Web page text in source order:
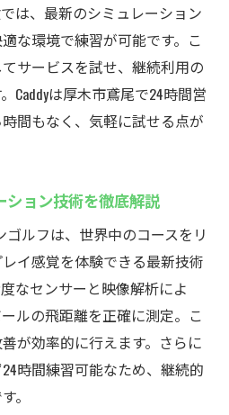
時間を気にせずゴルフが可
楽しくスキルアップを目指
好家が選ぶ快適な理由
者まで満足の練習環境
は、最新のシミュレーション
な環境で練習が可能です。こ
サービスを試せ、継続利用の
Caddyは厚木市鳶尾で24時間営
間もなく、気軽に試せる点が
ション技術を徹底解説
ゴルフは、世界中のコースをリ
イ感覚を体験できる最新技術
なセンサーと映像解析によ
ルの飛距離を正確に測定。こ
が効率的に行えます。さらに
時間練習可能なため、継続的
。